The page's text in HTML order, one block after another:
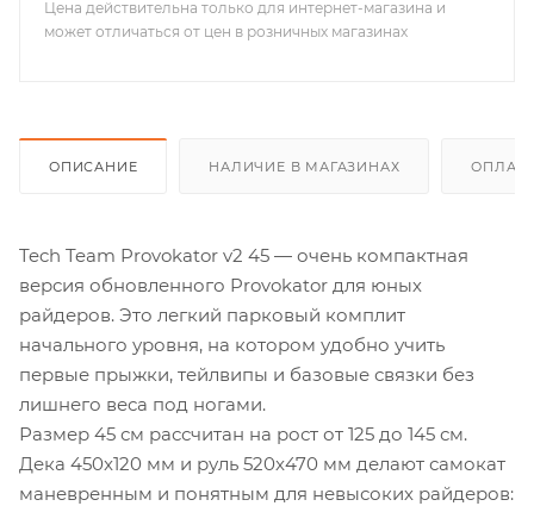
Цена действительна только для интернет-магазина и
может отличаться от цен в розничных магазинах
ОПИСАНИЕ НАЛИЧИЕ В МАГАЗИНАХ
Tech Team Provokator v2 45 — очень компактная
версия обновленного Provokator для юных
райдеров. Это легкий парковый комплит
начального уровня, на котором удобно учить
первые прыжки, тейлвипы и базовые связки без
лишнего веса под ногами.
Размер 45 см рассчитан на рост от 125 до 145 см.
Дека 450x120 мм и руль 520x470 мм делают самокат
маневренным и понятным для невысоких райдеров: